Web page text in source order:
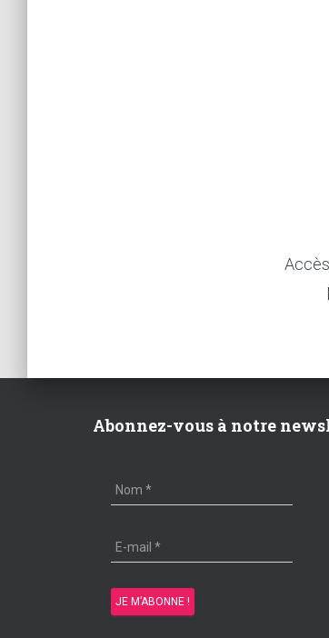
Abonnez-vous à notre